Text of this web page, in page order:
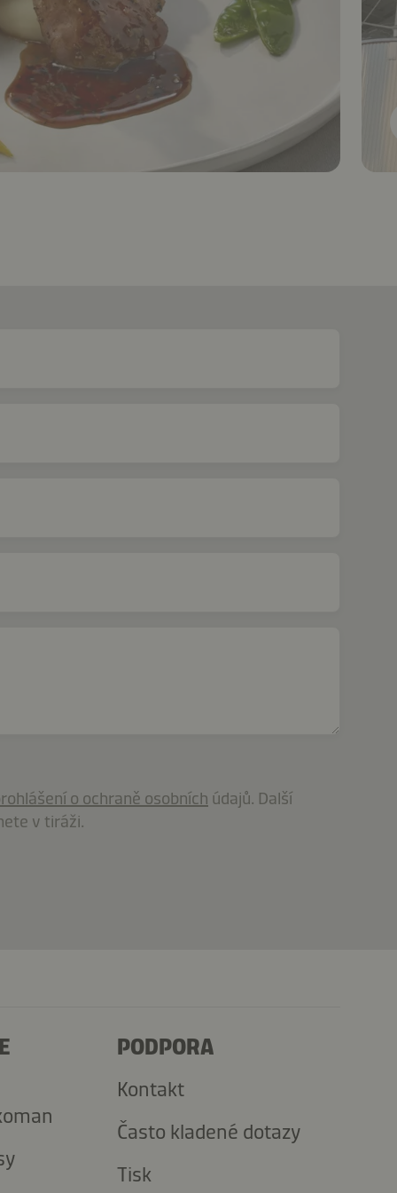
o ochraně osobních údajů. Další
v tiráži.
PODPORA
Kontakt
Často kladené dotazy
Tisk